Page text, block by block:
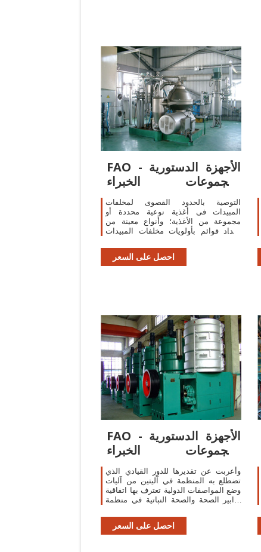
FAO - الأجهزة الدستورية
ومجموعات الخبراء
بالمنظمة
التوصية بالحدود القصوى لمخلفات
المبيدات فى أغذية نوعية محددة أو
مجموعة من الأغذية؛ وأنواع معينة من
اعداد قوائم بأولويات مخلفات المبيدات
الدولية
احصل على السعر
FAO - الأجهزة الدستورية
ومجموعات الخبراء
بالمنظمة
وأعربت عن تقديرها للدور القيادي الذي
تضطلع به المنظمة في آليتين من آليات
وضع المواصفات الدولية تعترف بها اتفاقية
تدابير الصحة والصحة النباتية في منظمة
احصل على السعر